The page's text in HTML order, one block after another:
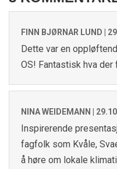
FINN BJØRNAR LUND |
Dette var en
OS! Fantastisk hva der
NINA WEIDEMANN |
Inspirerende
fagfolk som Kvåle,
å høre om lokale